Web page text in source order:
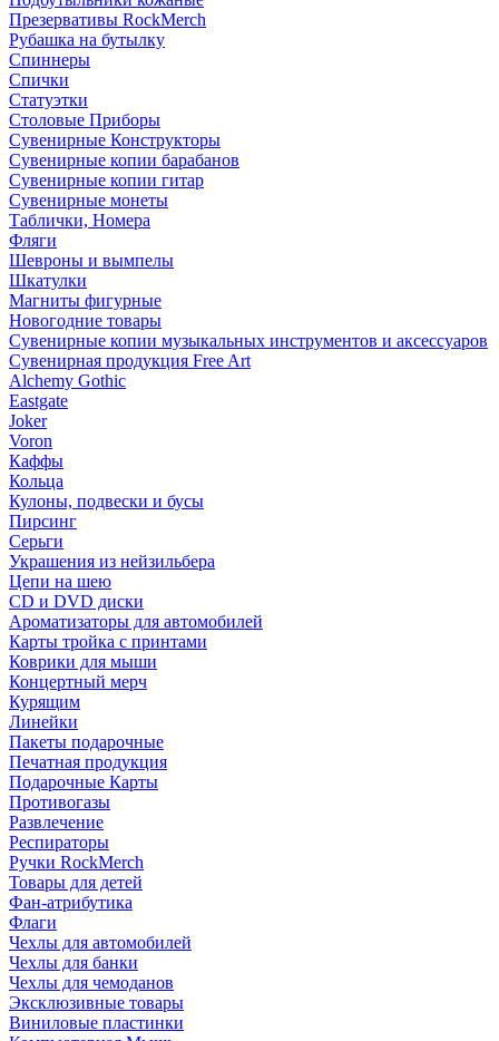
Презервативы RockMerch
Рубашка на бутылку
Спиннеры
Спички
Статуэтки
Столовые Приборы
Сувенирные Конструкторы
Сувенирные копии барабанов
Сувенирные копии гитар
Сувенирные монеты
Таблички, Номера
Фляги
Шевроны и вымпелы
Шкатулки
Магниты фигурные
Новогодние товары
Сувенирные копии музыкальных инструментов и аксессуаров
Сувенирная продукция Free Art
Alchemy Gothic
Eastgate
Joker
Voron
Каффы
Кольца
Кулоны, подвески и бусы
Пирсинг
Серьги
Украшения из нейзильбера
Цепи на шею
CD и DVD диски
Ароматизаторы для автомобилей
Карты тройка с принтами
Коврики для мыши
Концертный мерч
Курящим
Линейки
Пакеты подарочные
Печатная продукция
Подарочные Карты
Противогазы
Развлечение
Респираторы
Ручки RockMerch
Товары для детей
Фан-атрибутика
Флаги
Чехлы для автомобилей
Чехлы для банки
Чехлы для чемоданов
Эксклюзивные товары
Виниловые пластинки